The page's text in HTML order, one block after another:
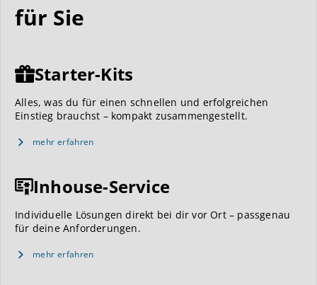
für Sie
Starter-Kits
Alles, was du für einen schnellen und erfolgreichen
Einstieg brauchst – kompakt zusammengestellt.
mehr erfahren
Inhouse-Service
Individuelle Lösungen direkt bei dir vor Ort – passgenau
für deine Anforderungen.
mehr erfahren